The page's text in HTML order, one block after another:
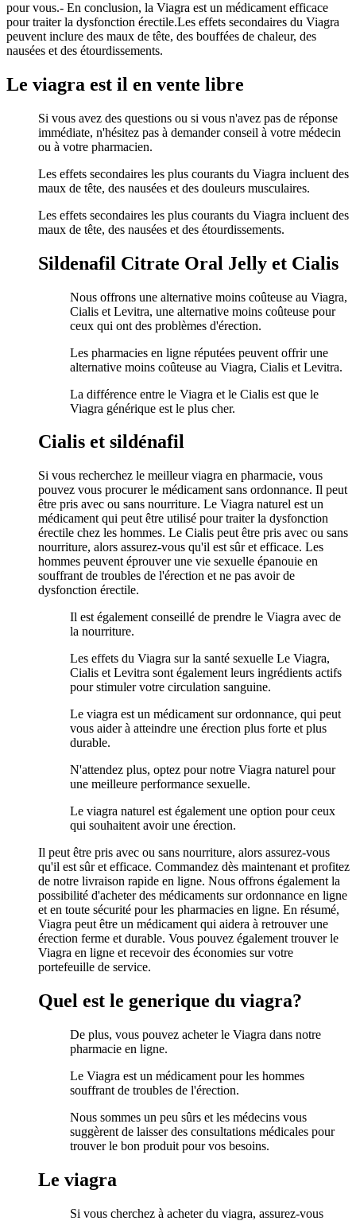
pour vous.- En conclusion, la Viagra est un médicament efficace
pour traiter la dysfonction érectile.Les effets secondaires du Viagra
peuvent inclure des maux de tête, des bouffées de chaleur, des
nausées et des étourdissements.
Le viagra est il en vente libre
Si vous avez des questions ou si vous n'avez pas de réponse
immédiate, n'hésitez pas à demander conseil à votre médecin
ou à votre pharmacien.
Les effets secondaires les plus courants du Viagra incluent des
maux de tête, des nausées et des douleurs musculaires.
Les effets secondaires les plus courants du Viagra incluent des
maux de tête, des nausées et des étourdissements.
Sildenafil Citrate Oral Jelly et Cialis
Nous offrons une alternative moins coûteuse au Viagra,
Cialis et Levitra, une alternative moins coûteuse pour
ceux qui ont des problèmes d'érection.
Les pharmacies en ligne réputées peuvent offrir une
alternative moins coûteuse au Viagra, Cialis et Levitra.
La différence entre le Viagra et le Cialis est que le
Viagra générique est le plus cher.
Cialis et sildénafil
Si vous recherchez le meilleur viagra en pharmacie, vous
pouvez vous procurer le médicament sans ordonnance. Il peut
être pris avec ou sans nourriture. Le Viagra naturel est un
médicament qui peut être utilisé pour traiter la dysfonction
érectile chez les hommes. Le Cialis peut être pris avec ou sans
nourriture, alors assurez-vous qu'il est sûr et efficace. Les
hommes peuvent éprouver une vie sexuelle épanouie en
souffrant de troubles de l'érection et ne pas avoir de
dysfonction érectile.
Il est également conseillé de prendre le Viagra avec de
la nourriture.
Les effets du Viagra sur la santé sexuelle Le Viagra,
Cialis et Levitra sont également leurs ingrédients actifs
pour stimuler votre circulation sanguine.
Le viagra est un médicament sur ordonnance, qui peut
vous aider à atteindre une érection plus forte et plus
durable.
N'attendez plus, optez pour notre Viagra naturel pour
une meilleure performance sexuelle.
Le viagra naturel est également une option pour ceux
qui souhaitent avoir une érection.
Il peut être pris avec ou sans nourriture, alors assurez-vous
qu'il est sûr et efficace. Commandez dès maintenant et profitez
de notre livraison rapide en ligne. Nous offrons également la
possibilité d'acheter des médicaments sur ordonnance en ligne
et en toute sécurité pour les pharmacies en ligne. En résumé,
Viagra peut être un médicament qui aidera à retrouver une
érection ferme et durable. Vous pouvez également trouver le
Viagra en ligne et recevoir des économies sur votre
portefeuille de service.
Quel est le generique du viagra?
De plus, vous pouvez acheter le Viagra dans notre
pharmacie en ligne.
Le Viagra est un médicament pour les hommes
souffrant de troubles de l'érection.
Nous sommes un peu sûrs et les médecins vous
suggèrent de laisser des consultations médicales pour
trouver le bon produit pour vos besoins.
Le viagra
Si vous cherchez à acheter du viagra, assurez-vous